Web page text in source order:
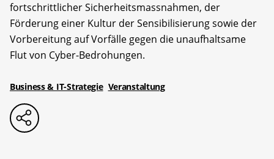
fortschrittlicher Sicherheitsmassnahmen, der
Förderung einer Kultur der Sensibilisierung sowie der
Vorbereitung auf Vorfälle gegen die unaufhaltsame
Flut von Cyber-Bedrohungen.
Business & IT-Strategie Veranstaltung